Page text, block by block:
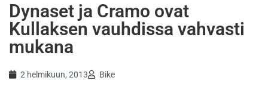
Dynaset ja Cramo ovat
Kullaksen vauhdissa vahvasti
mukana
2 helmikuun, 2013 Bike